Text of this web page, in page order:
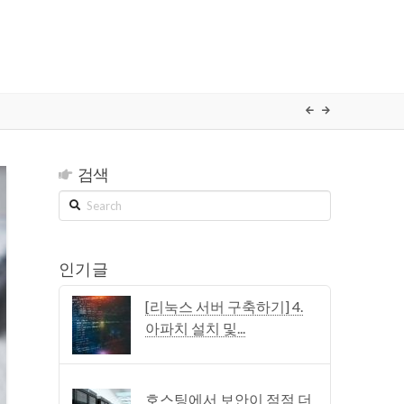
검색
Search
인기 글
[리눅스 서버 구축하기] 4.
아파치 설치 및...
호스팅에서 보안이 점점 더